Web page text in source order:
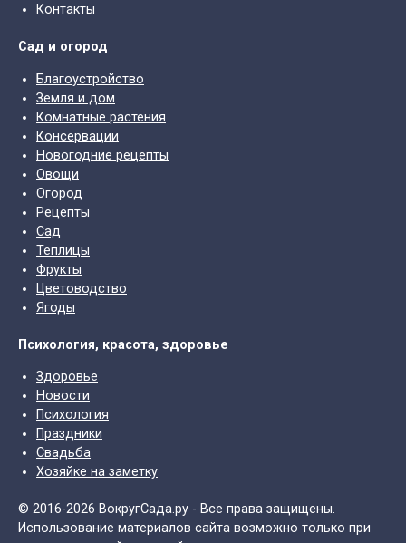
Контакты
Сад и огород
Благоустройство
Земля и дом
Комнатные растения
Консервации
Новогодние рецепты
Овощи
Огород
Рецепты
Сад
Теплицы
Фрукты
Цветоводство
Ягоды
Психология, красота, здоровье
Здоровье
Новости
Психология
Праздники
Свадьба
Хозяйке на заметку
© 2016-2026 ВокругСада.ру - Все права защищены.
Использование материалов сайта возможно только при